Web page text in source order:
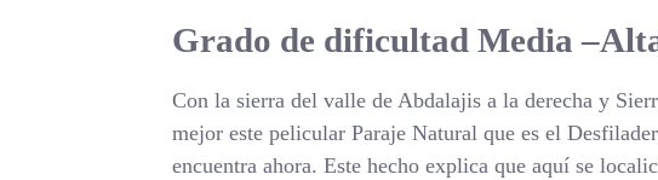
Grado de dificultad Media
Con la sierra del valle de Abdalajis a la derecha y
mejor este pelicular Paraje Natural que es el
encuentra ahora. Este hecho explica que aquí se